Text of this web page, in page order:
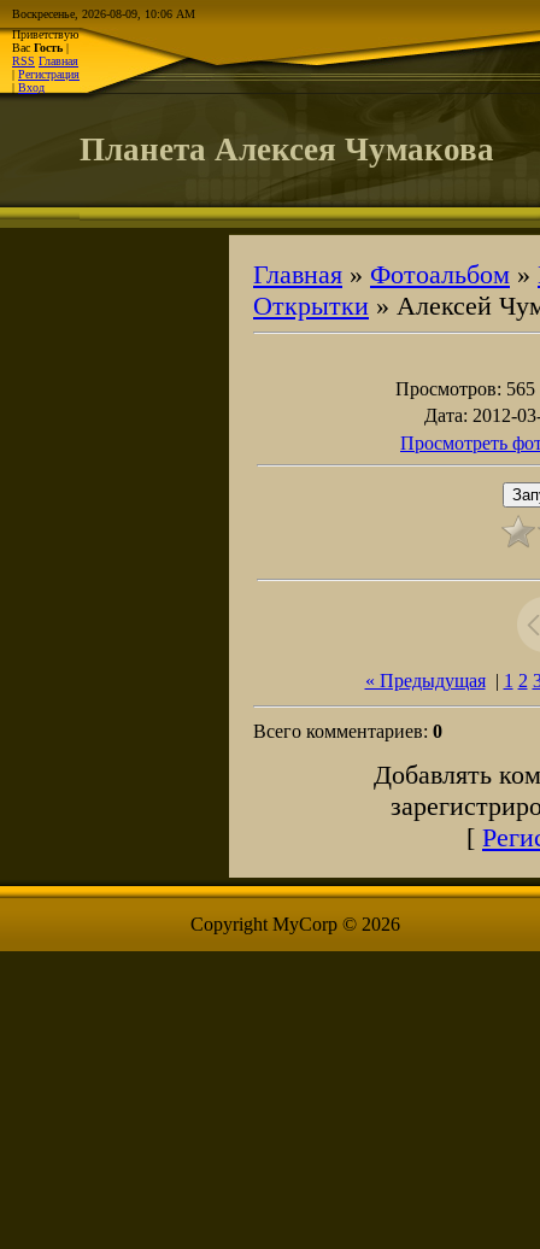
Воскресенье, 2026-08-09, 10:06 AM
Приветствую
Вас Гость |
RSS Главная
| Регистрация
| Вход
Планета Алексея Чумакова
Главная » Фотоальбом »
Открытки » Алексей
Просмотров:
Дата: 2012-
Просмотреть
« Предыдущая| 1 2
Всего комментариев: 0
Добавлять
[
Copyright MyCorp © 2026